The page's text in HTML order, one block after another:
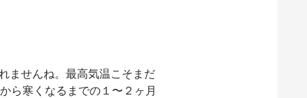
ませんね。最高気温こそまだ
ら寒くなるまでの１〜２ヶ月